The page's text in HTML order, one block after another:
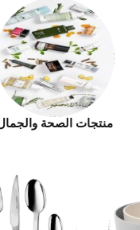
منتجات الصحة